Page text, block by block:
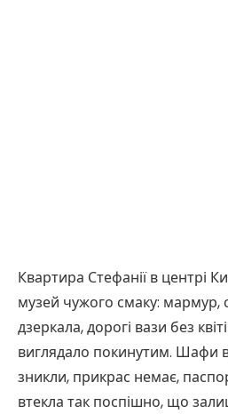
Квартира Стефанії в центрі
музей чужого смаку: мармур,
дзеркала, дорогі вази без
виглядало покинутим. Шафи
зникли, прикрас немає,
втекла так поспішно, що